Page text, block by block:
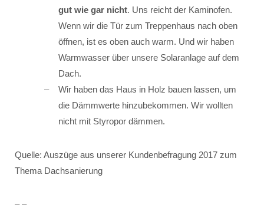
gut wie gar nicht. Uns reicht der Kaminofen.
Wenn wir die Tür zum Treppenhaus nach oben
öffnen, ist es oben auch warm. Und wir haben
Warmwasser über unsere Solaranlage auf dem
Dach.
Wir haben das Haus in Holz bauen lassen, um
die Dämmwerte hinzubekommen. Wir wollten
nicht mit Styropor dämmen.
Quelle: Auszüge aus unserer Kundenbefragung 2017 zum
Thema Dachsanierung
– –